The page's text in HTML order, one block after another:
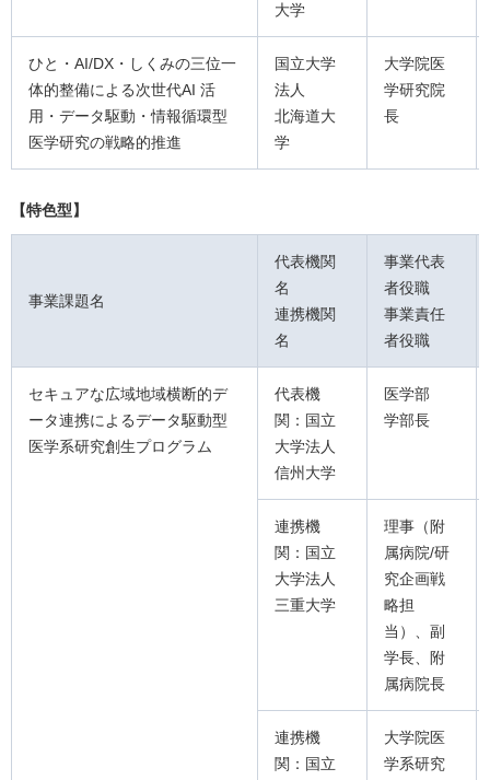
大学
ひと・AI/DX・しくみの三位一
体的整備による次世代AI 活
用・データ駆動・情報循環型
医学研究の戦略的推進
国立大学
法人
北海道大
学
大学院医
学研究院
長
【特色型】
事業課題名
代表機関
名
連携機関
名
事業代表
者役職
事業責任
者役職
セキュアな広域地域横断的デ
ータ連携によるデータ駆動型
医学系研究創生プログラム
代表機
関：国立
大学法人
信州大学
医学部
学部長
連携機
関：国立
大学法人
三重大学
理事（附
属病院/研
究企画戦
略担
当）、副
学長、附
属病院長
連携機
関：国立
大学院医
学系研究